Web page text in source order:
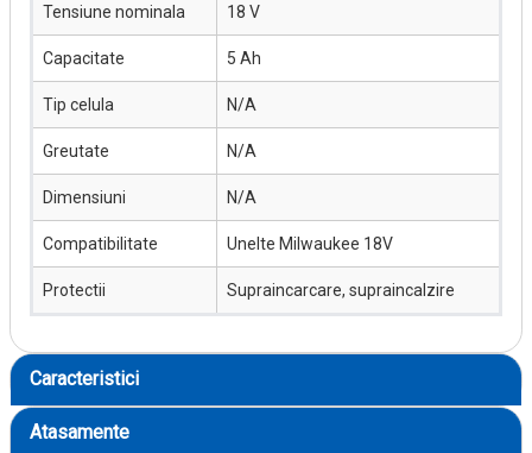
Tensiune nominala 18 V
Capacitate 5 Ah
Tip celula N/A
Greutate N/A
Dimensiuni N/A
Compatibilitate Unelte Milwaukee 18V
Protectii Supraincarcare, supraincalzire
Caracteristici
Atasamente